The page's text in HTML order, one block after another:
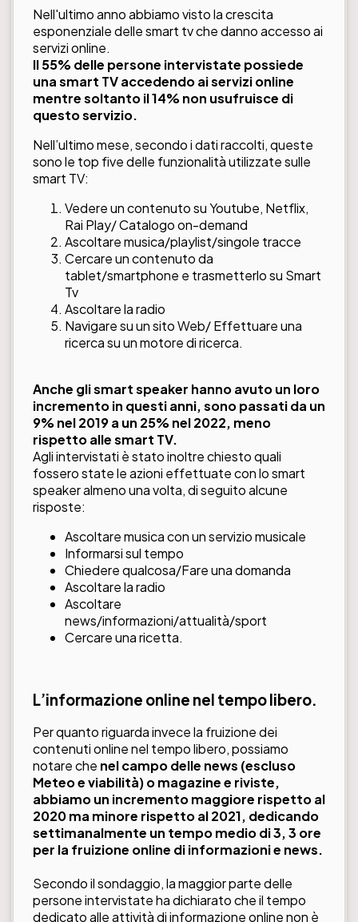
Nell'ultimo anno abbiamo visto la crescita
esponenziale delle smart tv che danno accesso ai
servizi online.
Il 55% delle persone intervistate possiede
una smart TV accedendo ai servizi online
mentre soltanto il 14% non usufruisce di
questo servizio.
Nell’ultimo mese, secondo i dati raccolti, queste
sono le top five delle funzionalità utilizzate sulle
smart TV:
Vedere un contenuto su Youtube, Netflix,
Rai Play/ Catalogo on-demand
Ascoltare musica/playlist/singole tracce
Cercare un contenuto da
tablet/smartphone e trasmetterlo su Smart
Tv
Ascoltare la radio
Navigare su un sito Web/ Effettuare una
ricerca su un motore di ricerca.
Anche gli smart speaker hanno avuto un loro
incremento in questi anni, sono passati da un
9% nel 2019 a un 25% nel 2022, meno
rispetto alle smart TV.
Agli intervistati è stato inoltre chiesto quali
fossero state le azioni effettuate con lo smart
speaker almeno una volta, di seguito alcune
risposte:
Ascoltare musica con un servizio musicale
Informarsi sul tempo
Chiedere qualcosa/Fare una domanda
Ascoltare la radio
Ascoltare
news/informazioni/attualità/sport
Cercare una ricetta.
L’informazione online nel tempo libero.
Per quanto riguarda invece la fruizione dei
contenuti online nel tempo libero, possiamo
notare che nel campo delle news (escluso
Meteo e viabilità) o magazine e riviste,
abbiamo un incremento maggiore rispetto al
2020 ma minore rispetto al 2021, dedicando
settimanalmente un tempo medio di 3, 3 ore
per la fruizione online di informazioni e news.
Secondo il sondaggio, la maggior parte delle
persone intervistate ha dichiarato che il tempo
dedicato alle attività di informazione online non è